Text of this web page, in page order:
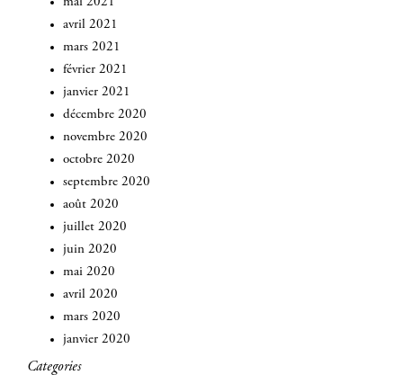
avril 2021
mars 2021
février 2021
janvier 2021
décembre 2020
novembre 2020
octobre 2020
septembre 2020
août 2020
juillet 2020
juin 2020
mai 2020
avril 2020
mars 2020
janvier 2020
Categories